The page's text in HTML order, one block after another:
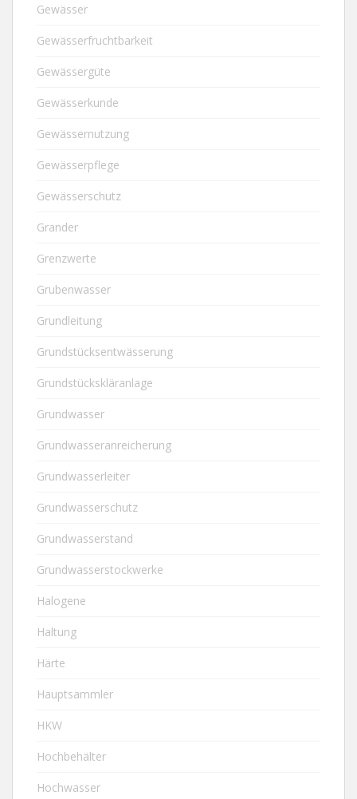
Gewässer
Gewässerfruchtbarkeit
Gewässergüte
Gewässerkunde
Gewässernutzung
Gewässerpflege
Gewässerschutz
Grander
Grenzwerte
Grubenwasser
Grundleitung
Grundstücksentwässerung
Grundstückskläranlage
Grundwasser
Grundwasseranreicherung
Grundwasserleiter
Grundwasserschutz
Grundwasserstand
Grundwasserstockwerke
Halogene
Haltung
Härte
Hauptsammler
HKW
Hochbehälter
Hochwasser